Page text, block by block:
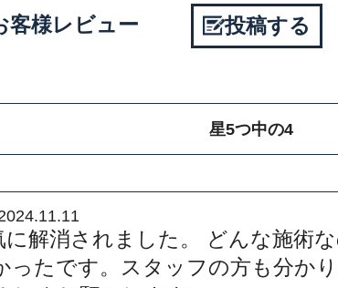
様レビュー 投稿する
星5つ中の4
解消されました。 どんな施術
たです。スタッフの方も分か